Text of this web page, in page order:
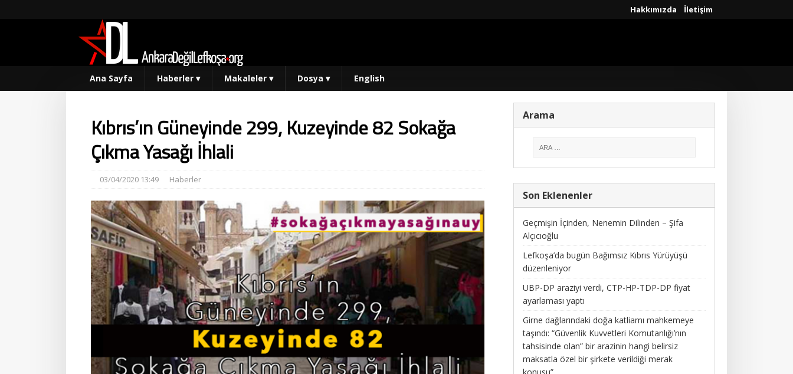
Hakkımızda İletişim
Ana Sayfa Haberler ▾ Makaleler ▾ Dosya ▾ English
Kıbrıs’ın Güneyinde 299, Kuzeyinde 82 Sokağa
Çıkma Yasağı İhlali
03/04/2020 13:49 Haberler
Arama
Son Eklenenler
Geçmişin İçinden, Nenemin Dilinden – Şifa
Alçıcıoğlu
Lefkoşa’da bugün Bağımsız Kıbrıs Yürüyüşü
düzenleniyor
UBP-DP araziyi verdi, CTP-HP-TDP-DP fiyat
ayarlaması yaptı
Girne dağlarındaki doğa katliamı mahkemeye
taşındı: “Güvenlik Kuvvetleri Komutanlığı’nın
tahsisinde olan” bir arazinin hangi belirsiz
maksatla özel bir şirkete verildiği merak